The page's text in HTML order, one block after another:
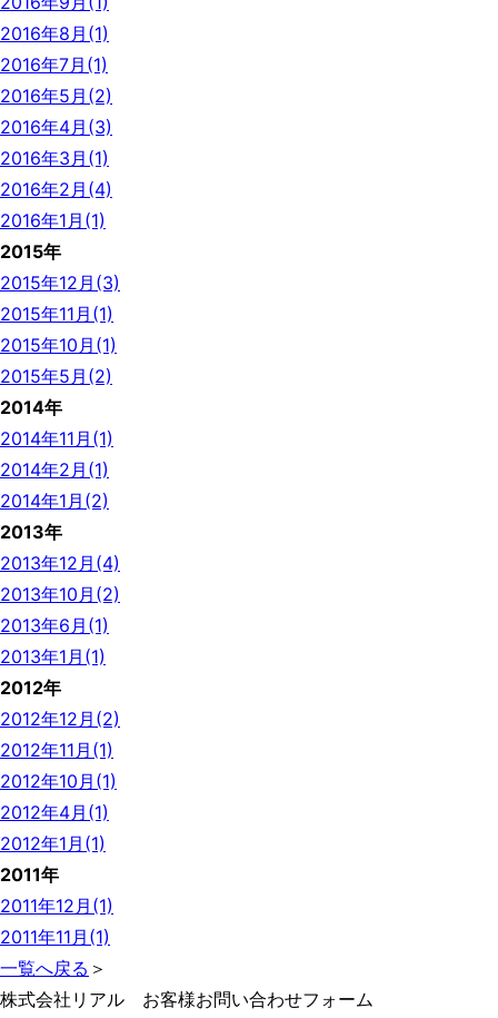
2016年8月(1)
2016年7月(1)
2016年5月(2)
2016年4月(3)
2016年3月(1)
2016年2月(4)
2016年1月(1)
2015年
2015年12月(3)
2015年11月(1)
2015年10月(1)
2015年5月(2)
2014年
2014年11月(1)
2014年2月(1)
2014年1月(2)
2013年
2013年12月(4)
2013年10月(2)
2013年6月(1)
2013年1月(1)
2012年
2012年12月(2)
2012年11月(1)
2012年10月(1)
2012年4月(1)
2012年1月(1)
2011年
2011年12月(1)
2011年11月(1)
一覧へ戻る ＞
株式会社リアル お客様お問い合わせフォーム